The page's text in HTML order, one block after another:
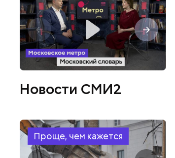
Новости СМИ2
Проще, чем кажется